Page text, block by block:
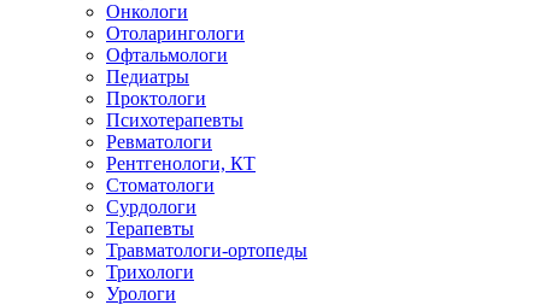
Онкологи
Отоларингологи
Офтальмологи
Педиатры
Проктологи
Психотерапевты
Ревматологи
Рентгенологи, КТ
Стоматологи
Сурдологи
Терапевты
Травматологи-ортопеды
Трихологи
Урологи